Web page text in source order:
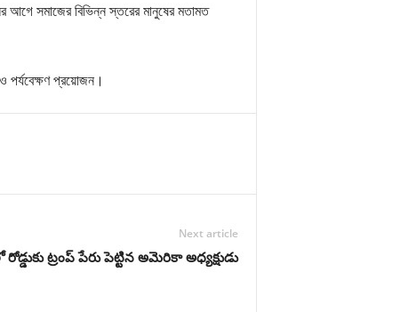
আগে সমাজের বিভিন্ন স্তরের মানুষের মতামত
পর্যবেক্ষণ প্রয়োজন।
Next article
ట్రంప్‌ పేరు పెట్టిన అమెరికా అధ్యక్షుడు